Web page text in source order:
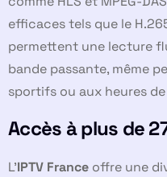
efficaces tels que le
permettent une lecture
bande passante, même
sportifs ou aux heures
Accès à plus de
L’IPTV France offre une